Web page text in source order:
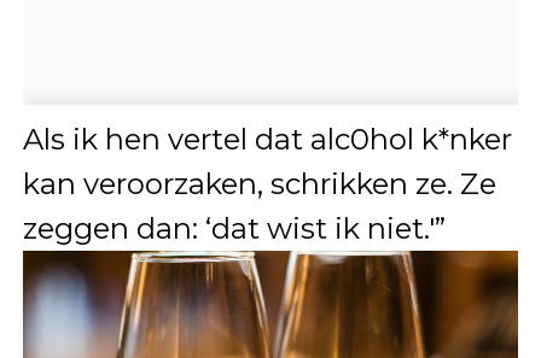
Als ik hen vertel dat alc0hol k*nker
kan veroorzaken, schrikken ze. Ze
zeggen dan: ‘dat wist ik niet.'”